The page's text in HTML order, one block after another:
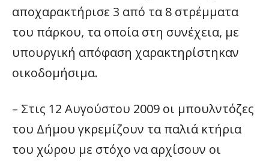
αποχαρακτήρισε 3 από τα 8 στρέμματα
του πάρκου, τα οποία στη συνέχεια, με
υπουργική απόφαση χαρακτηρίστηκαν
οικοδομήσιμα.
– Στις 12 Αυγούστου 2009 οι μπουλντόζες
του Δήμου γκρεμίζουν τα παλιά κτήρια
του χώρου με στόχο να αρχίσουν οι